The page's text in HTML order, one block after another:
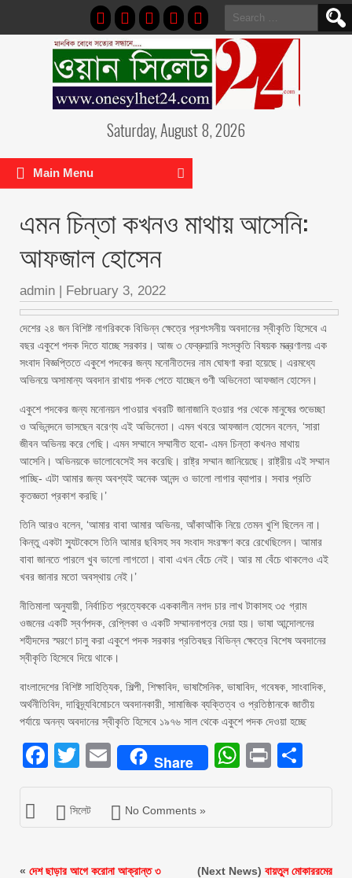
Search
for:
Saturday, August 8, 2026
Main Menu
এমন চিন্তা কখনও মাথায় আসেনি:
আফজাল হোসেন
admin | February 3, 2022
দেশের ২৪ জন বিশিষ্ট নাগরিককে বিভিন্ন ক্ষেত্রে প্রশংসনীয় অবদানের স্বীকৃতি হিসেবে এ
বছর একুশে পদক দিতে যাচ্ছে সরকার। আজ ৩ ফেব্রুয়ারি সংস্কৃতি বিষয়ক মন্ত্রণালয় এক
সংবাদ বিজ্ঞপ্তিতে একুশে পদকের জন্য মনোনীতদের নাম ঘোষণা করা হয়েছে। এরমধ্যে
অভিনয়ে অসামান্য অবদান রাখায় পদক পেতে যাচ্ছেন গুণী অভিনেতা আফজাল হোসেন।
একুশে পদকের জন্য মনোনয়ন পাওয়ার খবরটি জানাজানি হওয়ার পর থেকে মানুষের শুভেচ্ছা
ও অভিনন্দনে ভাসছেন বরেণ্য এই অভিনেতা। এমন খবরে আফজাল হোসেন বলেন, ‘সারা
জীবন অভিনয় করে গেছি। এমন সম্মানে সম্মানীত হবো- এমন চিন্তা কখনও মাথায়
আসেনি। অভিনয়কে ভালোবেসেই সব করেছি। রাষ্ট্র সম্মান জানিয়েছে। রাষ্ট্রীয় এই সম্মান
পাচ্ছি- এটা আমার জন্য অবশ্যই অনেক আনন্দ ও ভালো লাগার ব্যাপার। সবার প্রতি
কৃতজ্ঞতা প্রকাশ করছি।’
তিনি আরও বলেন, ‘আমার বাবা আমার অভিনয়, আঁকাআঁকি নিয়ে তেমন খুশি ছিলেন না।
কিন্তু একটা স্যুটকেসে তিনি আমার ছবিসহ সব সংবাদ সংরক্ষণ করে রেখেছিলেন। আমার
বাবা জানতে পারলে খুব ভালো লাগতো। বাবা এখন বেঁচে নেই। আর মা বেঁচে থাকলেও এই
খবর জানার মতো অবস্থায় নেই।’
নীতিমালা অনুযায়ী, নির্বাচিত প্রত্যেককে এককালীন নগদ চার লাখ টাকাসহ ৩৫ গ্রাম
ওজনের একটি স্বর্ণপদক, রেপ্লিকা ও একটি সম্মাননাপত্র দেয়া হয়। ভাষা আন্দোলনের
শহীদদের স্মরণে চালু করা একুশে পদক সরকার প্রতিবছর বিভিন্ন ক্ষেত্রে বিশেষ অবদানের
স্বীকৃতি হিসেবে দিয়ে থাকে।
বাংলাদেশের বিশিষ্ট সাহিত্যিক, শিল্পী, শিক্ষাবিদ, ভাষাসৈনিক, ভাষাবিদ, গবেষক, সাংবাদিক,
অর্থনীতিবিদ, দারিদ্র্যবিমোচনে অবদানকারী, সামাজিক ব্যক্তিত্ব ও প্রতিষ্ঠানকে জাতীয়
পর্যায়ে অনন্য অবদানের স্বীকৃতি হিসেবে ১৯৭৬ সাল থেকে একুশে পদক দেওয়া হচ্ছে
Facebook
Twitter
EmailShare Print
সিলেট No Comments »
« দেশ ছাড়ার আগে করোনা আক্রান্ত ৩
(Next News) বায়তুল মোকাররমের